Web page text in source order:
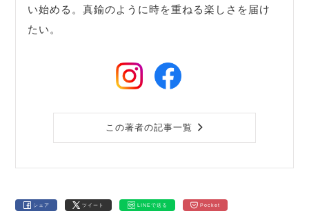
い始める。真鍮のように時を重ねる楽しさを届け
たい。
この著者の記事一覧
シェア ツイート LINEで送る Pocket